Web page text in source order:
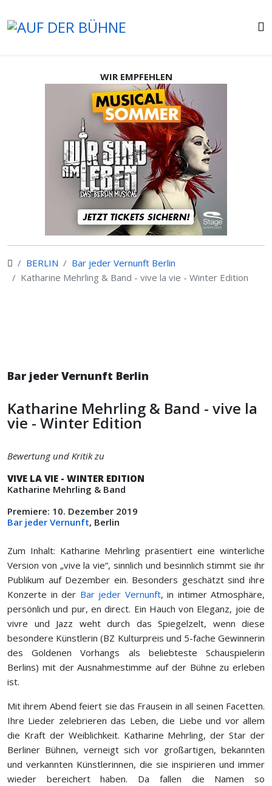
WIR EMPFEHLEN
BERLIN
Bar jeder Vernunft Berlin
Katharine Mehrling & Band - vive la vie - Winter Edition
Bar jeder Vernunft Berlin
Katharine Mehrling & Band - vive la
vie - Winter Edition
Bewertung und Kritik zu
VIVE LA VIE - WINTER EDITION
Katharine Mehrling & Band
Premiere: 10. Dezember 2019
Bar jeder Vernunft, Berlin
Zum Inhalt: Katharine Mehrling präsentiert eine winterliche
Version von „vive la vie“, sinnlich und besinnlich stimmt sie ihr
Publikum auf Dezember ein. Besonders geschätzt sind ihre
Konzerte in der Bar jeder Vernunft, in intimer Atmosphäre,
persönlich und pur, en direct. Ein Hauch von Eleganz, joie de
vivre und Jazz weht durch das Spiegelzelt, wenn diese
besondere Künstlerin (BZ Kulturpreis und 5-fache Gewinnerin
des Goldenen Vorhangs als beliebteste Schauspielerin
Berlins) mit der Ausnahmestimme auf der Bühne zu erleben
ist.
Mit ihrem Abend feiert sie das Frausein in all seinen Facetten.
Ihre Lieder zelebrieren das Leben, die Liebe und vor allem
die Kraft der Weiblichkeit. Katharine Mehrling, der Star der
Berliner Bühnen, verneigt sich vor großartigen, bekannten
und verkannten Künstlerinnen, die sie inspirieren und immer
wieder bereichert haben. Da fallen die Namen so